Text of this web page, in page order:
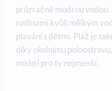
průzračně modrou
rodinami kvůli mělkým
plavání s dětmi. Pláž je
díky okolnímu
místo i pro ty nejmenší.